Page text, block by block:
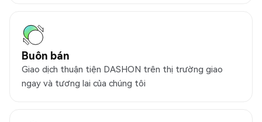
Buôn bán
Giao dịch thuận tiện DASHON trên thị trường giao
ngay và tương lai của chúng tôi